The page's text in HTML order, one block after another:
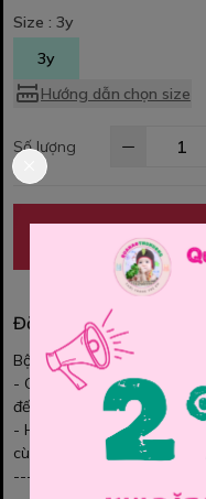
Size : 3y
3y
Hướng dẫn chọn size
Số lượng
MUA NGAY
Đặc điểm nổi bật
Bộ HM cho bé yêu ạ
- Chất thun cotton mềm
đến cho bé yêu sự thoải
- Họa tiết in hình nổi bật.
cùng năng động đây ạ.
-----------------